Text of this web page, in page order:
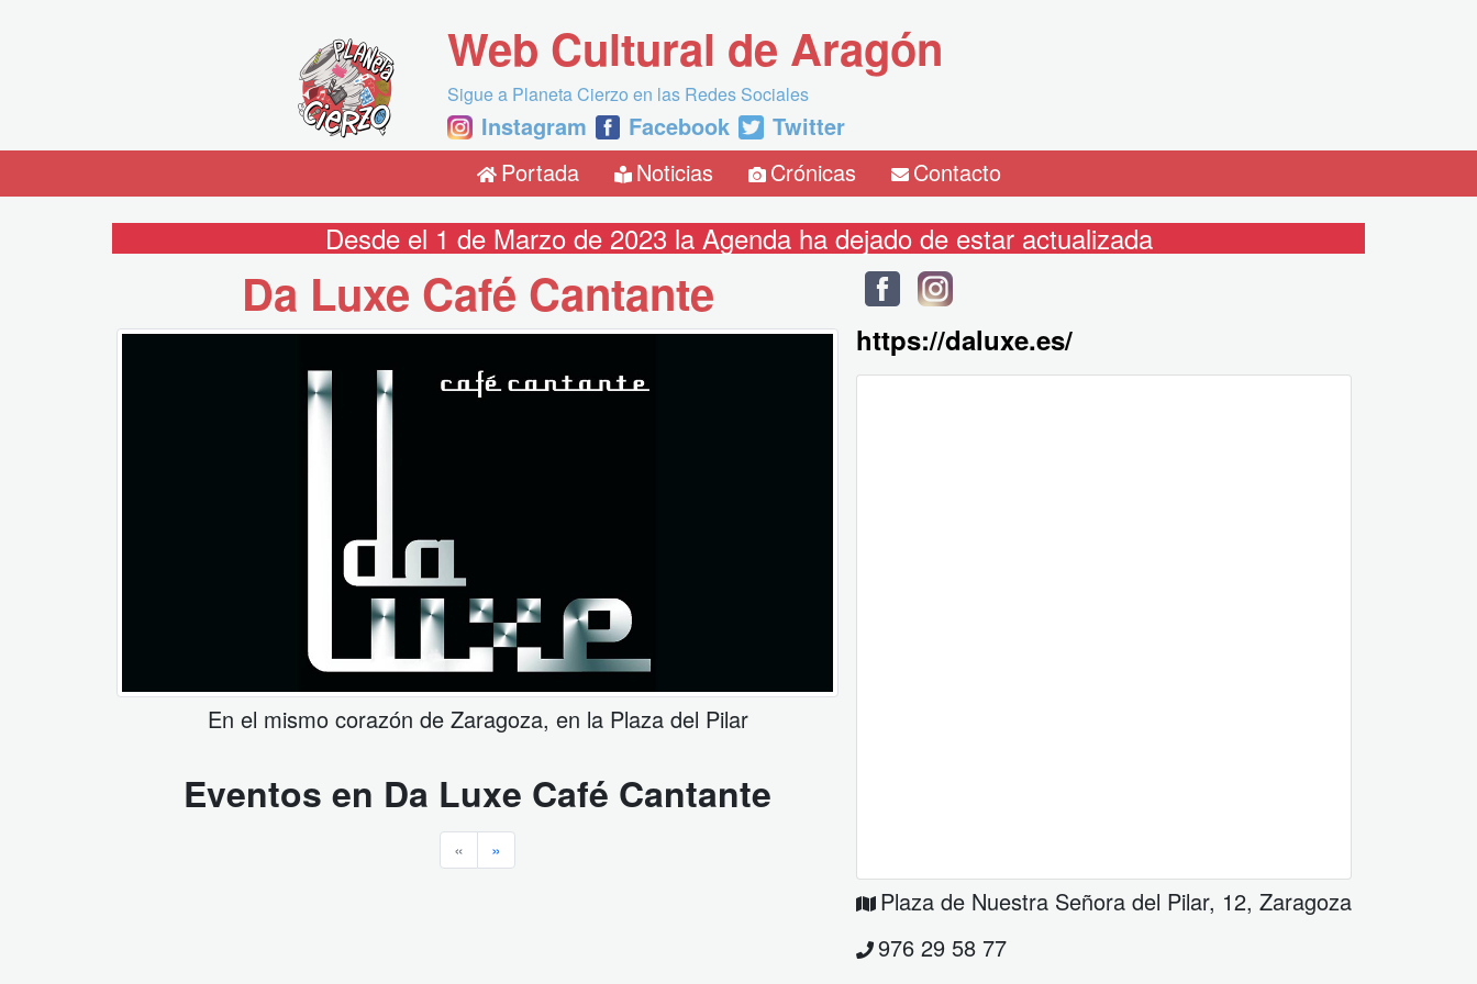
Web Cultural de Aragón
Sigue a Planeta Cierzo en las Redes Sociales
Instagram Facebook
Twitter
Portada
Noticias Crónicas Contacto
Desde el 1 de Marzo de 2023 la Agenda ha dejado de estar actualizada
Da Luxe Café Cantante
En el mismo corazón de Zaragoza, en la Plaza del Pilar
Eventos en Da Luxe Café Cantante
« »
https://daluxe.es/
Plaza de Nuestra Señora del Pilar, 12, Zaragoza
976 29 58 77